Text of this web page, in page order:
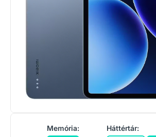
Memória:
Háttértár: